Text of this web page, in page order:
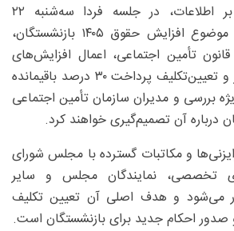
بنا بر اطلاعات، در جلسه فردا سه‌شنبه ۲۲
اردیبهشت‌ماه، احتمالا موضوع افزایش حقوق ۱۴۰۵ بازنشستگان،
اجرای کامل ماده ۱۱۱ قانون تأمین اجتماعی، اعمال افزایش‌های
مصوب شورای‌عالی کار و تعیین‌تکلیف پرداخت ۳۰ درصد باقیمانده
بررسی و مدیران سازمان تأمین اجتماعی
درباره آن تصمیم‌گیری خواهند کرد.
و مکاتبات گسترده با مجلس شورای
تخصصی، نمایندگان مجلس و سایر
می‌شود و هدف اصلی آن تعیین تکلیف
احکام جدید برای بازنشستگان است.